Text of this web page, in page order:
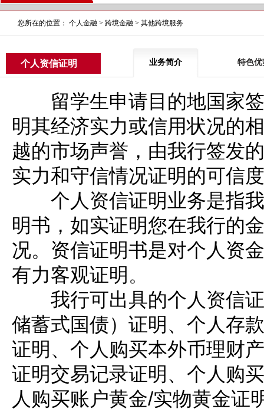
您所在的位置： 个人金融 > 跨境金融 > 其他跨境服务
个人资信证明 业务简介 特色优
留学生申请目的地国家签
明其经济实力或信用状况的
越的市场声誉，由我行签发
实力和守信情况证明的可信
个人资信证明业务是指我
明书，如实证明您在我行的
况。资信证明书是对个人资
有力客观证明。
我行可出具的个人资信证
储蓄式国债）证明、个人存
证明、个人购买本外币理财
证明交易记录证明、个人购
人购买账户黄金/实物黄金证